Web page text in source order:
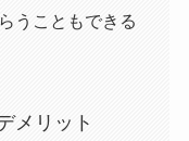
うこともできる
メリット